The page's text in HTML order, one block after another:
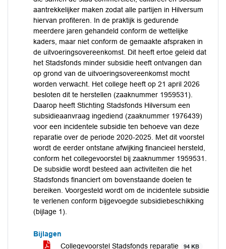
aantrekkelijker maken zodat alle partijen in Hilversum
hiervan profiteren. In de praktijk is gedurende
meerdere jaren gehandeld conform de wettelijke
kaders, maar niet conform de gemaakte afspraken in
de uitvoeringsovereenkomst. Dit heeft ertoe geleid dat
het Stadsfonds minder subsidie heeft ontvangen dan
op grond van de uitvoeringsovereenkomst mocht
worden verwacht. Het college heeft op 21 april 2026
besloten dit te herstellen (zaaknummer 1959531).
Daarop heeft Stichting Stadsfonds Hilversum een
subsidieaanvraag ingediend (zaaknummer 1976439)
voor een incidentele subsidie ten behoeve van deze
reparatie over de periode 2020-2025. Met dit voorstel
wordt de eerder ontstane afwijking financieel hersteld,
conform het collegevoorstel bij zaaknummer 1959531.
De subsidie wordt besteed aan activiteiten die het
Stadsfonds financiert om bovenstaande doelen te
bereiken. Voorgesteld wordt om de incidentele subsidie
te verlenen conform bijgevoegde subsidiebeschikking
(bijlage 1).
Bijlagen
Collegevoorstel Stadsfonds reparatie
94 KB